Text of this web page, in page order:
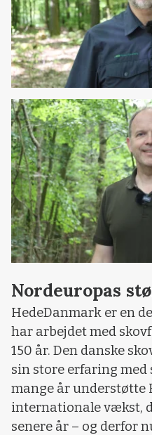
Nordeuropas
HedeDanmark er en
har arbejdet med
150 år. Den danske
sin store erfaring
mange år understøtte
internationale vækst,
senere år – og derfor